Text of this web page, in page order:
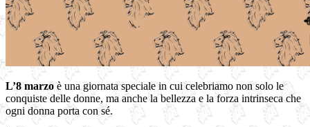
L’8 marzo è una giornata speciale in cui celebriamo non solo le
conquiste delle donne, ma anche la bellezza e la forza intrinseca che
ogni donna porta con sé.